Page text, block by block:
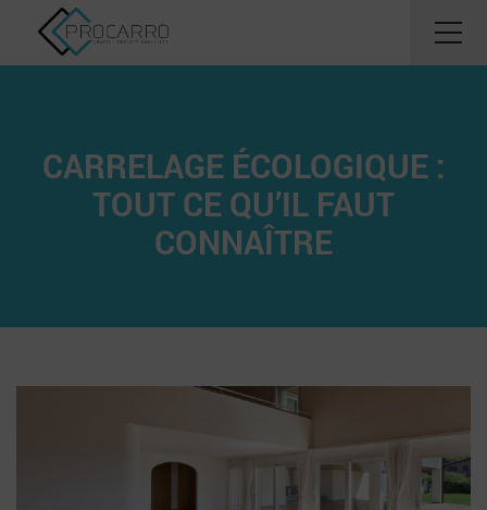
CARRELAGE ÉCOLOGIQUE :
TOUT CE QU’IL FAUT
CONNAÎTRE